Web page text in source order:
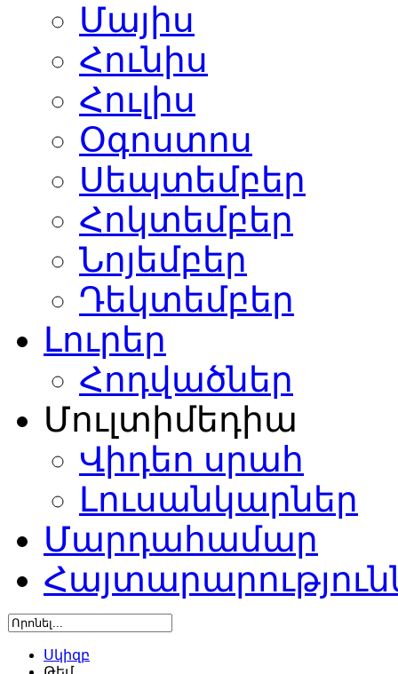
Մայիս
Հունիս
Հուլիս
Օգոստոս
Սեպտեմբեր
Հոկտեմբեր
Նոյեմբեր
Դեկտեմբեր
Լուրեր
Հոդվածներ
Մուլտիմեդիա
Վիդեո սրահ
Լուսանկարներ
Մարդահամար
Սկիզբ